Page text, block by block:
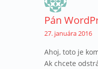
Pán
27. januára 2016
Ahoj, toto je
Ak chcete